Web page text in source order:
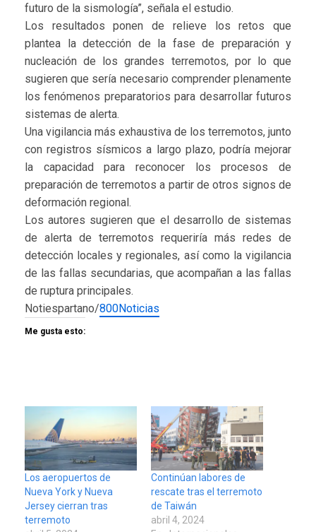
futuro de la sismología”, señala el estudio.
Los resultados ponen de relieve los retos que
plantea la detección de la fase de preparación y
nucleación de los grandes terremotos, por lo que
sugieren que sería necesario comprender plenamente
los fenómenos preparatorios para desarrollar futuros
sistemas de alerta.
Una vigilancia más exhaustiva de los terremotos, junto
con registros sísmicos a largo plazo, podría mejorar
la capacidad para reconocer los procesos de
preparación de terremotos a partir de otros signos de
deformación regional.
Los autores sugieren que el desarrollo de sistemas
de alerta de terremotos requeriría más redes de
detección locales y regionales, así como la vigilancia
de las fallas secundarias, que acompañan a las fallas
de ruptura principales.
Notiespartano/800Noticias
Me gusta esto:
Los aeropuertos de
Nueva York y Nueva
Jersey cierran tras
terremoto
Continúan labores de
rescate tras el terremoto
de Taiwán
abril 4, 2024